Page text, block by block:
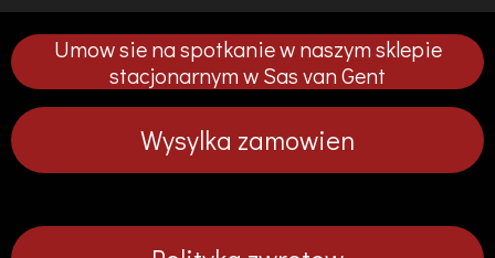
ę
p
n
j
ę
p
n
j
ę
p
n
j
ę
p
n
i
Umow sie na spotkanie w naszym sklepie
stacjonarnym w Sas van Gent
Wysylka zamowien